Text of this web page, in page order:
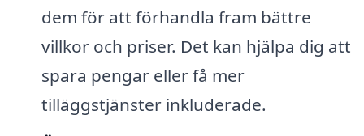
dem för att förhandla fram bättre
villkor och priser. Det kan hjälpa dig att
spara pengar eller få mer
tilläggstjänster inkluderade.